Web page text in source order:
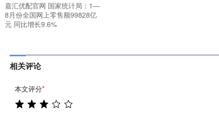
嘉汇优配官网 国家统计局：1—
8月份全国网上零售额99828亿
元 同比增长9.6%
相关评论
本文评分*